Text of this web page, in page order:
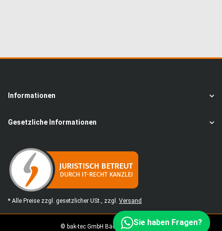
Informationen
Gesetzliche Informationen
* Alle Preise zzgl. gesetzlicher USt., zzgl. Versand
© bak-tec GmbH BäckereimaschinenSie haben Fragen?